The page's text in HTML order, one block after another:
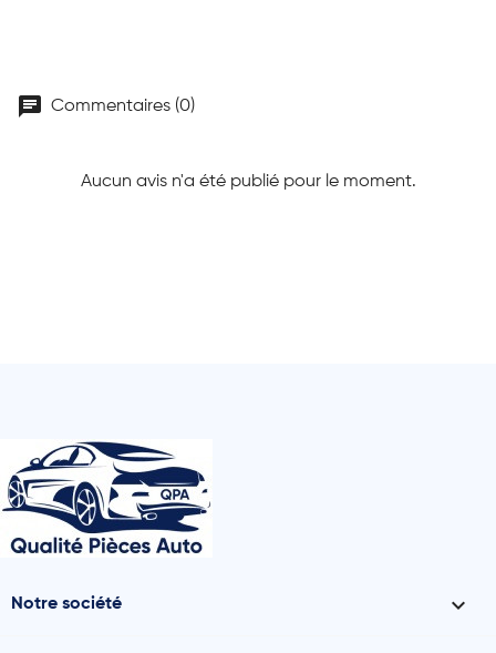
chat Commentaires (0)
Aucun avis n'a été publié pour le moment.
Notre société 